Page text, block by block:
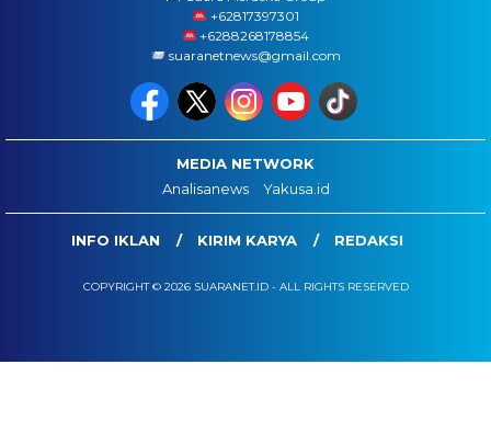
‪+62817397301
+6288268178854
suaranetnews@gmail.com
MEDIA NETWORK
Analisanews
Yakusa.id
INFO IKLAN KIRIM KARYA REDAKSI
COPYRIGHT © 2026 SUARANET.ID - ALL RIGHTS RESERVED